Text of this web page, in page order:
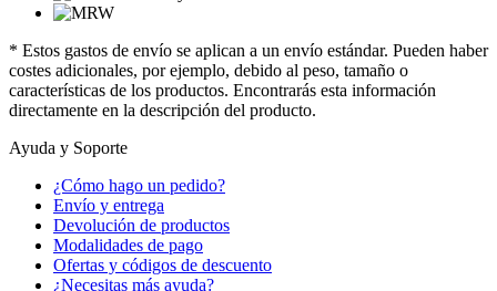
* Estos gastos de envío se aplican a un envío estándar. Pueden haber
costes adicionales, por ejemplo, debido al peso, tamaño o
características de los productos. Encontrarás esta información
directamente en la descripción del producto.
Ayuda y Soporte
¿Cómo hago un pedido?
Envío y entrega
Devolución de productos
Modalidades de pago
Ofertas y códigos de descuento
¿Necesitas más ayuda?